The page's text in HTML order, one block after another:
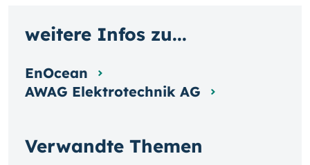
Verwandte Themen
weitere Infos zu...
EnOcean
AWAG Elektrotechnik AG